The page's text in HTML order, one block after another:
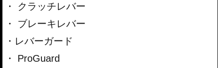
クラッチレバー
ブレーキレバー
レバーガード
ProGuard